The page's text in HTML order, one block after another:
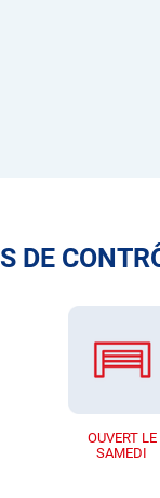
DE
OUVERT LE
SAMEDI